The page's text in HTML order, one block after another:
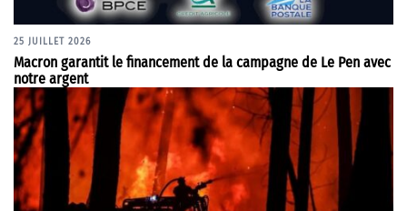
25 JUILLET 2026
Macron garantit le financement de la campagne de Le Pen avec
notre argent